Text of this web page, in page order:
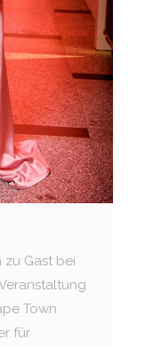
zu Gast bei
Town
für